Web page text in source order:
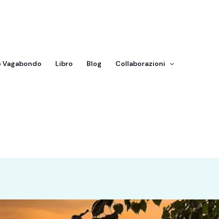
Vagabondo Libro Blog Collaborazioni